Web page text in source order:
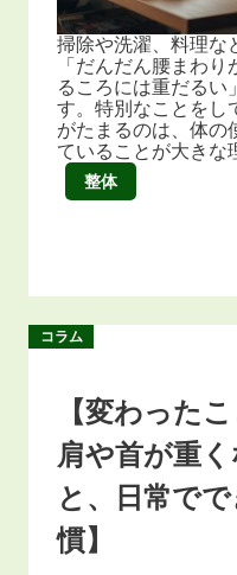
掃除や洗濯、料理な
「だんだん腰まわ
るころには重だるい
す。特別なことをし
がたまるのは、体の
ていることが大きな
整体
コラム
【変わった
肩や首が重
と、日常で
慣】